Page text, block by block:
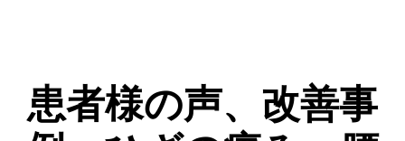
患者様の声、改善事